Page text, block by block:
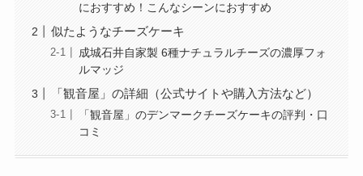
におすすめ！こんなシーンにおすすめ
似たようなチーズケーキ
成城石井自家製 6種ナチュラルチーズの濃厚フォ
ルマッジ
「観音屋」の詳細（公式サイトや購入方法など）
「観音屋」のデンマークチーズケーキの評判・口
コミ